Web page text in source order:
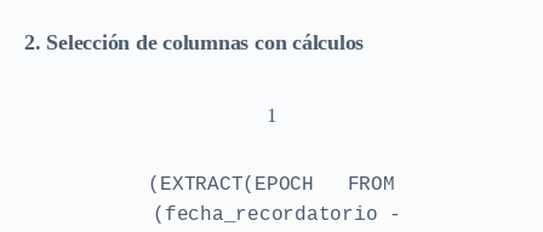
2. Selección de columnas con cálculos
1
(EXTRACT(EPOCH
FROM
(fecha_recordatorio -